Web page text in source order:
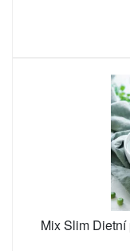
Mix Slim